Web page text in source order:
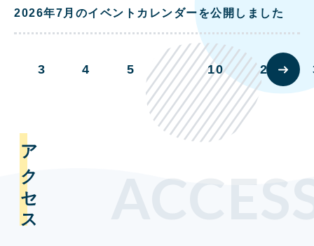
2026年7月のイベントカレンダーを公開しました
3 4 5 10 20
アクセス